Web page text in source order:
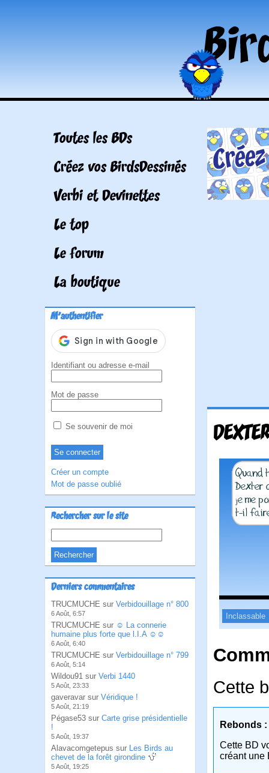
Toutes les BDs
Créez vos BirdsDessinés
Verbi et Devinettes
Le top
Le forum
La boutique
M'authentifier
Identifiant ou adresse e-mail
Mot de passe
Se souvenir de moi
Créer un compte
Mot de passe oublié
Rechercher sur le site
Derniers commentaires
TRUCMUCHE sur Verbidouillage n° 800
6 Août, 6:57
TRUCMUCHE sur ☺ La connerie
humaine plus forte que l.I.A ☺☺
6 Août, 6:40
TRUCMUCHE sur Verbidouillage n° 799
6 Août, 5:14
Wildou91 sur Verbi 1440
5 Août, 23:33
gaveravar sur Véridique !
5 Août, 21:19
Pégase53 sur Carte grise présidentielle
!
5 Août, 19:37
Alavacomgetepus sur Les Birds au
chevet de la forêt girondine
5 Août, 19:25
Inclassable
Cette
Rebonds :
Cette BD
créant une